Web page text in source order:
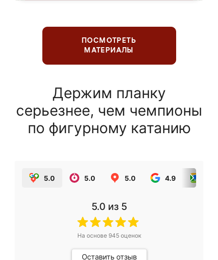
ПОСМОТРЕТЬ
МАТЕРИАЛЫ
Держим планку
серьезнее, чем чемпионы
по фигурному катанию
5.0 5.0 5.0 4.9
5.0 из 5
На основе 945оценок
Оставить отзыв